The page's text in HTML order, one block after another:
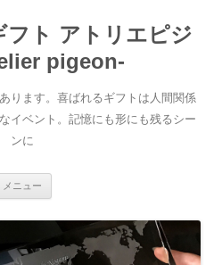
フト アトリエピジ
pigeon-
ります。喜ばれるギフトは人間関係
イベント。記憶にも形にも残るシー
ンに
メニュー
へ
移